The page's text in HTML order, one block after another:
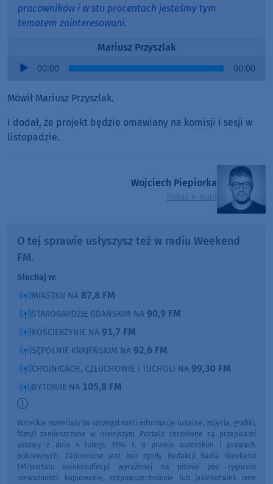
pracowników i w stu procentach jesteśmy tym
tematem zainteresowani.
Mariusz Przyszlak
Audio
00:00 00:00
Mówił Mariusz Przyszlak.
I dodał, że projekt będzie omawiany na komisji i sesji w
listopadzie.
Wojciech Piepiorka
Pokaż e-mail
O tej sprawie usłyszysz też w radiu Weekend
FM.
Słuchaj w:
MIASTKU NA 87,8 FM
STAROGARDZIE GDAŃSKIM NA 90,9 FM
KOŚCIERZYNIE NA 91,7 FM
SĘPÓLNIE KRAJEŃSKIM NA 92,6 FM
CHOJNICACH, CZŁUCHOWIE I TUCHOLI NA 99,30 FM
BYTOWIE NA 105,8 FM
Wszelkie materiały (w szczególności informacje lokalne, zdjęcia, grafiki,
filmy) zamieszczone w niniejszym Portalu chronione są przepisami
ustawy z dnia 4 lutego 1994 r. o prawie autorskim i prawach
pokrewnych. Zabronione jest bez zgody Redakcji Radia Weekend
FM/portalu weekendfm.pl wyrażonej na piśmie pod rygorem
nieważności: kopiowanie, rozpowszechnianie lub jakiekolwiek inne